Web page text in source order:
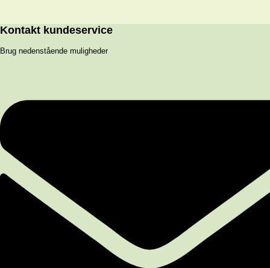
Kontakt kundeservice
Brug nedenstående muligheder